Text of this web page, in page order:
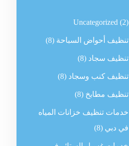
Uncategorized (2)
تنظيف أحواض السباحة (8)
تنظيف سجاد (8)
تنظيف كنب وسجاد (8)
تنظيف مطابخ (8)
خدمات تنظيف خزانات المياه
في دبي (8)